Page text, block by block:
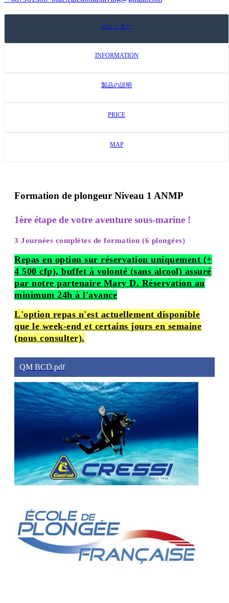
カレンダー
INFORMATION
製品の説明
PRICE
MAP
Formation de plongeur Niveau 1 ANMP
1ère étape de votre aventure sous-marine !
3 Journées complètes de formation (6 plongées)
Repas en option sur réservation uniquement (+
4 500 cfp), buffet à volonté (sans alcool) assuré
par notre partenaire Mary D. Réservation au
minimum 24h à l'avance
L'option repas n'est actuellement disponible
que le week-end et certains jours en semaine
(nous consulter).
QM BCD.pdf